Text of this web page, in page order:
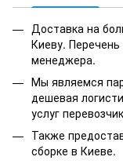
Доставка на
Киеву.
менеджера.
Мы являемся
дешевая
услуг
Также
сборке в Киеве.